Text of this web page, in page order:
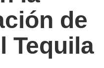
de
Tequila